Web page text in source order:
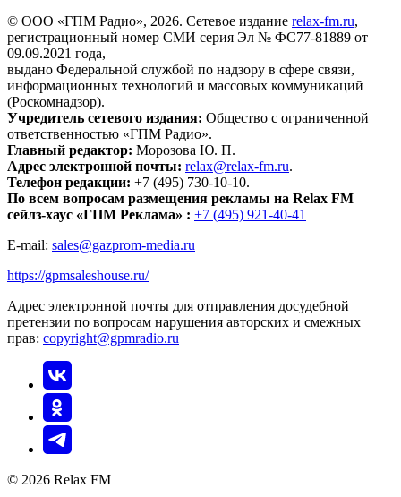
© ООО «ГПМ Радио», 2026. Сетевое издание relax-fm.ru,
регистрационный номер СМИ серия Эл № ФС77-81889 от
09.09.2021 года,
выдано Федеральной службой по надзору в сфере связи,
информационных технологий и массовых коммуникаций
(Роскомнадзор).
Учредитель сетевого издания: Общество с ограниченной
ответственностью «ГПМ Радио».
Главный редактор: Морозова Ю. П.
Адрес электронной почты: relax@relax-fm.ru.
Телефон редакции: +7 (495) 730-10-10.
По всем вопросам размещения рекламы на Relax FM
сейлз-хаус «ГПМ Реклама» : +7 (495) 921-40-41
E-mail: sales@gazprom-media.ru
https://gpmsaleshouse.ru/
Адрес электронной почты для отправления досудебной
претензии по вопросам нарушения авторских и смежных
прав: copyright@gpmradio.ru
© 2026 Relax FM